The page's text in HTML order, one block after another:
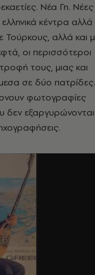
Νέα Γη. Νέες
κέντρα αλλά
Τούρκους, αλλά και
οι περισσότεροι
τους, μιας και
σε δύο πατρίδες.
φωτογραφίες
δεν